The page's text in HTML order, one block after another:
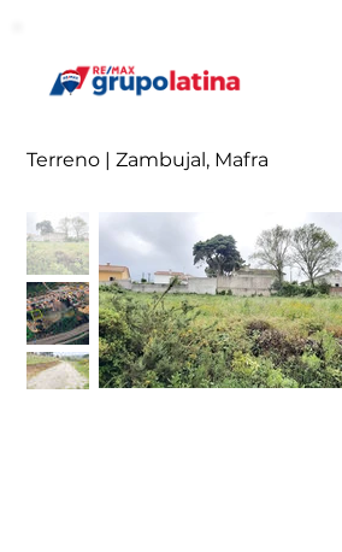
Terreno | Zambujal, Mafra